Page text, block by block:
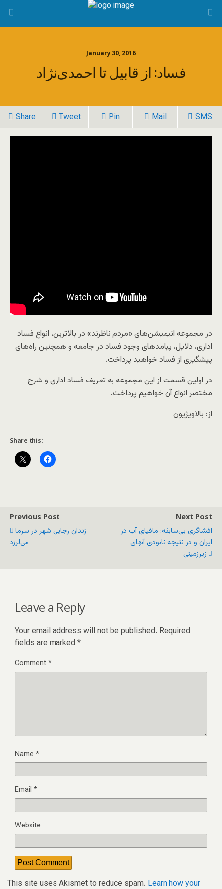
January 30, 2016
فساد: از قابیل تا احمدی‌نژاد
Share Tweet Pin Mail SMS
در مجموعه انیمیشن‌های «مردم ناظرند» در بالاترین، انواع فساد
اداری، دلایل، پیامد‌های وجود فساد در جامعه و همچنین راه‌های
پیشگیری از فساد خواهید پرداخت.
در اولین قسمت از این مجموعه به تعریف فساد اداری و شرح
مختصر انواع آن خواهیم پرداخت.
از: بالاویژیون
Share this:
Previous Post
زندان رجایی شهر در سرما
می‌لرزد
Next Post
افشاگری بی‌سابقه: مافیای آب در
ایران و در نتیجه نابودی آبهای
زیرزمینی
Leave a Reply
Your email address will not be published. Required
fields are marked *
Comment*
Name *
Email *
Website
This site uses Akismet to reduce spam. Learn how your